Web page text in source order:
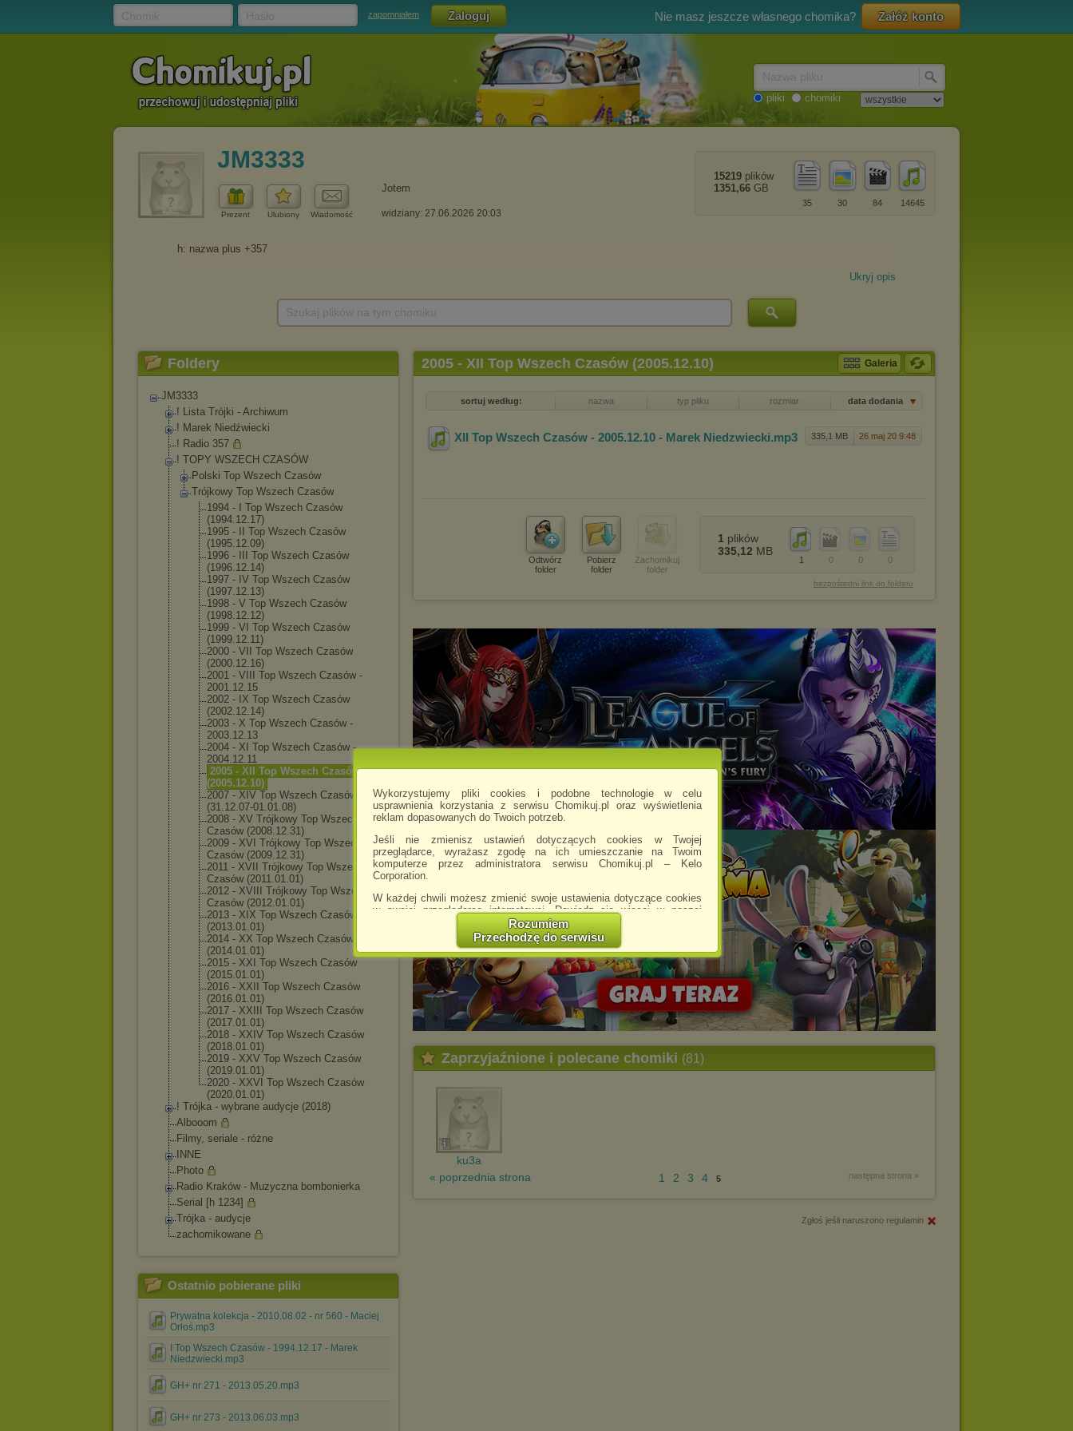
Wykorzystujemy pliki cookies i podobne technologie w celu
usprawnienia korzystania z serwisu Chomikuj.pl oraz wyświetlenia
reklam dopasowanych do Twoich potrzeb.
Jeśli nie zmienisz ustawień dotyczących cookies w Twojej
przeglądarce, wyrażasz zgodę na ich umieszczanie na Twoim
komputerze przez administratora serwisu Chomikuj.pl – Kelo
Corporation.
W każdej chwili możesz zmienić swoje ustawienia dotyczące cookies
w swojej przeglądarce internetowej. Dowiedz się więcej w naszej
http://chomikuj.pl/PolitykaPrywatnosci.aspx
Jednocześnie informujemy że zmiana ustawień przeglądarki może
spowodować ograniczenie korzystania ze strony Chomikuj.pl.
W przypadku braku twojej zgody na akceptację cookies niestety
prosimy o opuszczenie serwisu chomikuj.pl.
Wykorzystanie plików cookiesprzez
Zaufanych Partnerów
(dostosowanie reklam do Twoich potrzeb, analiza skuteczności działań
Wyrażenie sprzeciwu spowoduje, że wyświetlana Ci reklama nie
będzie dopasowana do Twoich preferencji, a będzie to reklama
Istnieje możliwość zmiany ustawień przeglądarki internetowej w
sposób uniemożliwiający przechowywanie plików cookies na
urządzeniu końcowym. Można również usunąć pliki cookies,
dokonując odpowiednich zmian w ustawieniach przeglądarki
Pełną informację na ten temat znajdziesz pod adresem
Rozumiem
Przechodzę do serwisu
zapomniałem Nie masz jeszcze własnego chomika? Załóż konto
pliki chomiki
JM3333
Prezent Ulubiony Wiadomość
Jotem
widziany: 27.06.2026 20:03
14645
84
30
35
15219 plików
1351,66 GB
Ukryj opis
Foldery
JM3333
! Lista Trójki - Archiwum
! Marek Niedźwiecki
! Radio 357
! TOPY WSZECH CZASÓW
Polski Top Wszech Czasów
Trójkowy Top Wszech Czasów
1994 - I Top Wszech Czasów
(1994.12.17)
1995 - II Top Wszech Czasów
(1995.12.09)
1996 - III Top Wszech Czasów
(1996.12.14)
1997 - IV Top Wszech Czasów
(1997.12.13)
1998 - V Top Wszech Czasów
(1998.12.12)
1999 - VI Top Wszech Czasów
(1999.12.11)
2000 - VII Top Wszech Czasów
(2000.12.16)
2001 - VIII Top Wszech Czasów -
2001.12.15
2002 - IX Top Wszech Czasów
(2002.12.14)
2003 - X Top Wszech Czasów -
2003.12.13
2004 - XI Top Wszech Czasów -
2004.12.11
2005 - XII Top Wszech Czasów
(2005.12.10)
2007 - XIV Top Wszech Czasów
(31.12.07-01.01.08)
2008 - XV Trójkowy Top Wszech
Czasów (2008.12.31)
2009 - XVI Trójkowy Top Wszech
Czasów (2009.12.31)
2011 - XVII Trójkowy Top Wszech
Czasów (2011.01.01)
2012 - XVIII Trójkowy Top Wszech
Czasów (2012.01.01)
2013 - XIX Top Wszech Czasów
(2013.01.01)
2014 - XX Top Wszech Czasów
(2014.01.01)
2015 - XXI Top Wszech Czasów
(2015.01.01)
2016 - XXII Top Wszech Czasów
(2016.01.01)
2017 - XXIII Top Wszech Czasów
(2017.01.01)
2018 - XXIV Top Wszech Czasów
(2018.01.01)
2019 - XXV Top Wszech Czasów
(2019.01.01)
2020 - XXVI Top Wszech Czasów
(2020.01.01)
! Trójka - wybrane audycje (2018)
Albooom
Filmy, seriale - różne
INNE
Photo
Radio Kraków - Muzyczna bombonierka
Serial [h 1234]
Trójka - audycje
zachomikowane
Ostatnio pobierane pliki
Prywatna kolekcja - 2010.08.02 - nr 560 - Maciej
Orłoś.mp3
I Top Wszech Czasów - 1994.12.17 - Marek
Niedzwiecki.mp3
GH+ nr 271 - 2013.05.20.mp3
GH+ nr 273 - 2013.06.03.mp3
2005 - XII Top Wszech Czasów (2005.12.10) Galeria
sortuj według: nazwa typ pliku rozmiar data dodania
335,1 MB 26 maj 20 9:48
XII Top Wszech Czasów - 2005.12.10 - Marek Niedzwiecki.mp3
Odtwórz
folder
Pobierz
folder
Zachomikuj
folder
0
0
0
1
1 plików
335,12 MB
bezpośredni link do folderu
Zaprzyjaźnione i polecane chomiki (81)
ku3a
« poprzednia strona
następna strona »
1 2 3 4 5
Zgłoś jeśli naruszono regulamin